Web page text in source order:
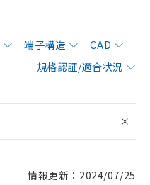
端子構造
CAD
規格認証/適合状況
情報更新：2024/07/25